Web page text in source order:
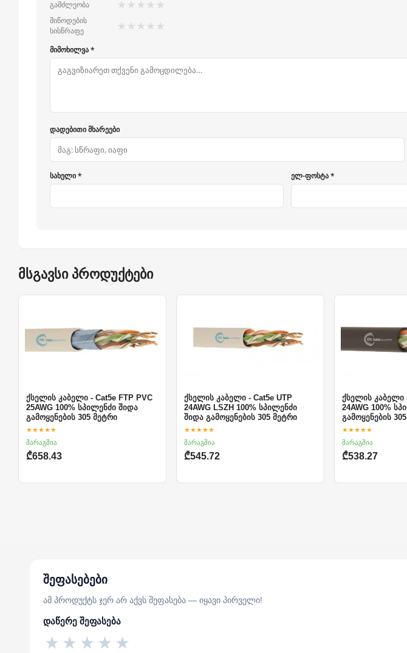
გამძლეობა ★ ★ ★ ★ ★
მიწოდების
სისწრაფე
★ ★ ★ ★ ★
მიმოხილვა *
დადებითი მხარეები
სახელი * ელ-ფოსტა *
მსგავსი პროდუქტები
ქსელის კაბელი - Cat5e FTP PVC
25AWG 100% სპილენძი შიდა
გამოყენების 305 მეტრი
★★★★★
მარაგშია
₾658.43
ქსელის კაბელი - Cat5e UTP
24AWG LSZH 100% სპილენძი
შიდა გამოყენების 305 მეტრი
★★★★★
მარაგშია
₾545.72
ქსელის კაბელი
24AWG 100%
გამოყენების
★★★★★
მარაგშია
₾538.27
შეფასებები
ამ პროდუქტს ჯერ არ აქვს შეფასება — იყავი პირველი!
დაწერე შეფასება
★
★
★
★
★